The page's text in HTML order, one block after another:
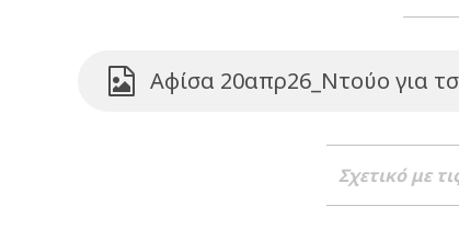
Αφίσα 20απρ26_Ντούο για
Σχετικό με